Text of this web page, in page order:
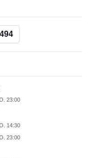
23:00
14:30
23:00